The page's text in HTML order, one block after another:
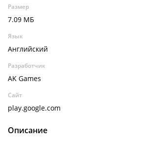
Размер
7.09 МБ
Язык
Английский
Разработчик
AK Games
Сайт
play.google.com
Описание